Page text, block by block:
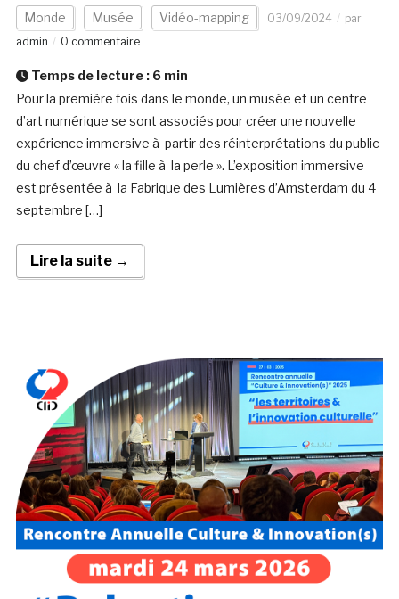
Monde Musée Vidéo-mapping 03/09/2024
par
admin
0 commentaire
Temps de lecture : 6 min
Pour la première fois dans le monde, un musée et un centre
d’art numérique se sont associés pour créer une nouvelle
expérience immersive à partir des réinterprétations du public
du chef d’œuvre « la fille à la perle ». L’exposition immersive
est présentée à la Fabrique des Lumières d’Amsterdam du 4
septembre […]
Lire la suite →